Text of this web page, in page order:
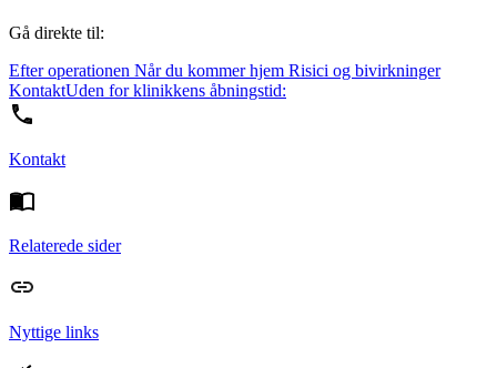
Gå direkte til:
Efter operationen Når du kommer hjem Risici og bivirkninger
KontaktUden for klinikkens åbningstid:
Kontakt
Relaterede sider
Nyttige links